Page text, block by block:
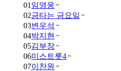
01 임영웅
02금타는 금요일
03변우석
04박지현
05김부장
06미스트롯4
07이찬원